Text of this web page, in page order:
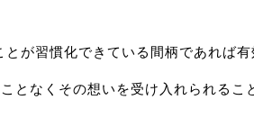
が習慣化できている間柄であれば
となくその想いを受け入れられるこ